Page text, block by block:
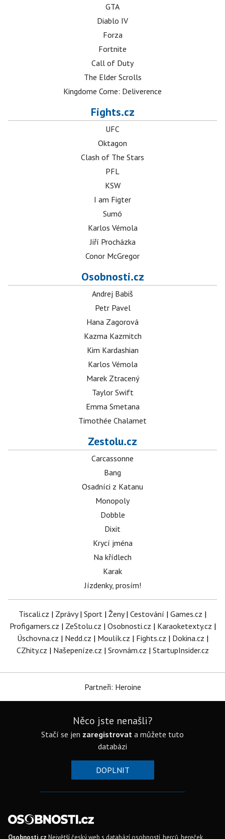
GTA
Diablo IV
Forza
Fortnite
Call of Duty
The Elder Scrolls
Kingdome Come: Deliverence
Fights.cz
UFC
Oktagon
Clash of The Stars
PFL
KSW
I am Figter
Sumó
Karlos Vémola
Jiří Procházka
Conor McGregor
Osobnosti.cz
Andrej Babiš
Petr Pavel
Hana Zagorová
Kazma Kazmitch
Kim Kardashian
Karlos Vémola
Marek Ztracený
Taylor Swift
Emma Smetana
Timothée Chalamet
Zestolu.cz
Carcassonne
Bang
Osadníci z Katanu
Monopoly
Dobble
Dixit
Krycí jména
Na křídlech
Karak
Jízdenky, prosím!
Tiscali.cz | Zprávy| Sport | Ženy| Cestování | Games.cz |
Profigamers.cz | ZeStolu.cz | Osobnosti.cz | Karaoketexty.cz |
Úschovna.cz | Nedd.cz | Moulík.cz | Fights.cz | Dokina.cz |
CZhity.cz | Našepeníze.cz | Srovnám.cz | StartupInsider.cz
Partneři: Heroine
Něco jste nenašli?
Stačí se jen zaregistrovat a můžete tuto
databázi
DOPLNIT
Osobnosti.cz Největší český web s databází osobností, herců, hereček,